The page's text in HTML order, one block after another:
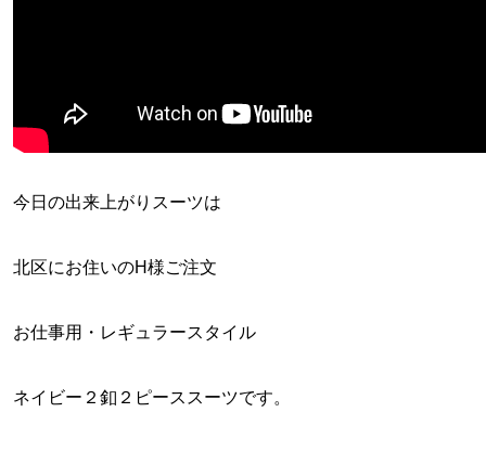
今日の出来上がりスーツは
北区にお住いのH様ご注文
お仕事用・レギュラースタイル
ネイビー２釦２ピーススーツです。